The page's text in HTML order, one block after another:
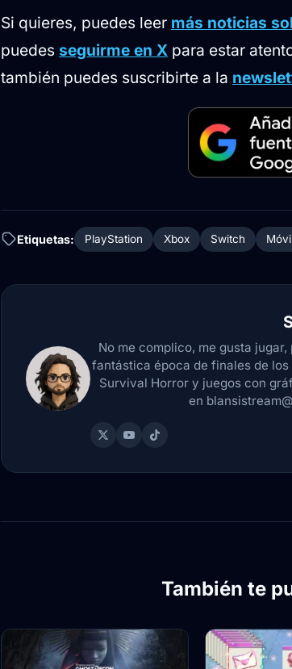
Si quieres, puedes leer más noticias
puedes seguirme en X para estar
también puedes suscribirte a la
Etiquetas: PlayStation Xbox Switch
No me complico, me gusta
fantástica época de finales de
Survival Horror y juegos con
en
También te